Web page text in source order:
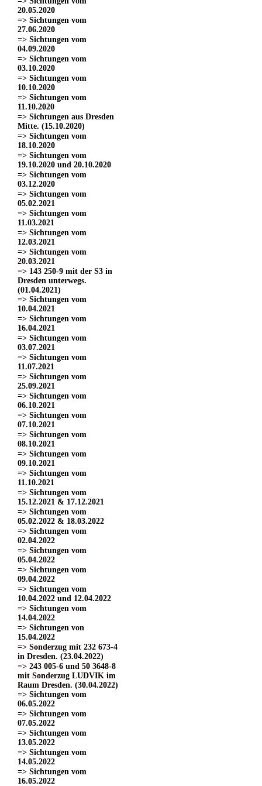
20.05.2020
=> Sichtungen vom
27.06.2020
=> Sichtungen vom
04.09.2020
=> Sichtungen vom
03.10.2020
=> Sichtungen vom
10.10.2020
=> Sichtungen vom
11.10.2020
=> Sichtungen aus Dresden
Mitte. (15.10.2020)
=> Sichtungen vom
18.10.2020
=> Sichtungen vom
19.10.2020 und 20.10.2020
=> Sichtungen vom
03.12.2020
=> Sichtungen vom
05.02.2021
=> Sichtungen vom
11.03.2021
=> Sichtungen vom
12.03.2021
=> Sichtungen vom
20.03.2021
=> 143 250-9 mit der S3 in
Dresden unterwegs.
(01.04.2021)
=> Sichtungen vom
10.04.2021
=> Sichtungen vom
16.04.2021
=> Sichtungen vom
03.07.2021
=> Sichtungen vom
11.07.2021
=> Sichtungen vom
25.09.2021
=> Sichtungen vom
06.10.2021
=> Sichtungen vom
07.10.2021
=> Sichtungen vom
08.10.2021
=> Sichtungen vom
09.10.2021
=> Sichtungen vom
11.10.2021
=> Sichtungen vom
15.12.2021 & 17.12.2021
=> Sichtungen vom
05.02.2022 & 18.03.2022
=> Sichtungen vom
02.04.2022
=> Sichtungen vom
05.04.2022
=> Sichtungen vom
09.04.2022
=> Sichtungen vom
10.04.2022 und 12.04.2022
=> Sichtungen vom
14.04.2022
=> Sichtungen von
15.04.2022
=> Sonderzug mit 232 673-4
in Dresden. (23.04.2022)
=> 243 005-6 und 50 3648-8
mit Sonderzug LUDVIK im
Raum Dresden. (30.04.2022)
=> Sichtungen vom
06.05.2022
=> Sichtungen vom
07.05.2022
=> Sichtungen vom
13.05.2022
=> Sichtungen vom
14.05.2022
=> Sichtungen vom
16.05.2022